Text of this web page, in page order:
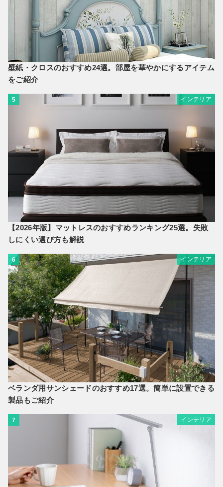
壁紙・クロスのおすすめ24選。部屋を華やかにするアイテム
をご紹介
5 インテリア
【2026年版】マットレスのおすすめランキング25選。失敗
しにくい選び方も解説
6 インテリア
ベランダ用サンシェードのおすすめ17選。簡単に設置できる
製品もご紹介
7 インテリア